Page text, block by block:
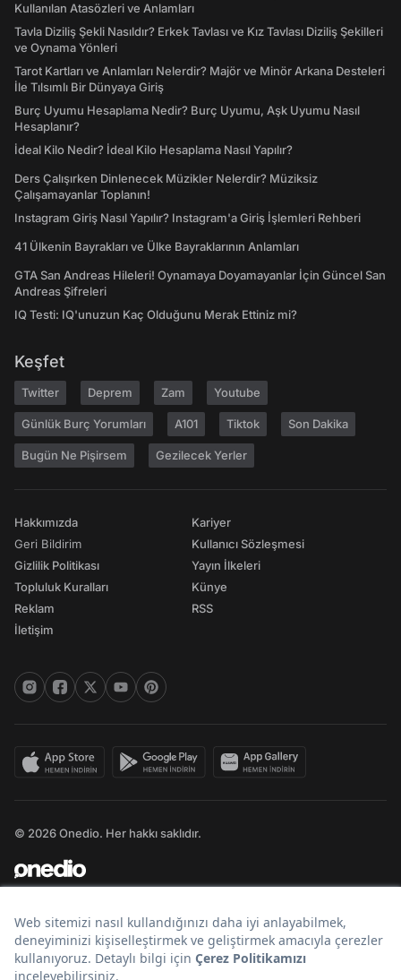
Kullanılan Atasözleri ve Anlamları
Tavla Diziliş Şekli Nasıldır? Erkek Tavlası ve Kız Tavlası Diziliş Şekilleri
ve Oynama Yönleri
Tarot Kartları ve Anlamları Nelerdir? Majör ve Minör Arkana Desteleri
İle Tılsımlı Bir Dünyaya Giriş
Burç Uyumu Hesaplama Nedir? Burç Uyumu, Aşk Uyumu Nasıl
Hesaplanır?
İdeal Kilo Nedir? İdeal Kilo Hesaplama Nasıl Yapılır?
Ders Çalışırken Dinlenecek Müzikler Nelerdir? Müziksiz
Çalışamayanlar Toplanın!
Instagram Giriş Nasıl Yapılır? Instagram'a Giriş İşlemleri Rehberi
41 Ülkenin Bayrakları ve Ülke Bayraklarının Anlamları
GTA San Andreas Hileleri! Oynamaya Doyamayanlar İçin Güncel San
Andreas Şifreleri
IQ Testi: IQ'unuzun Kaç Olduğunu Merak Ettiniz mi?
Keşfet
Twitter Deprem Zam Youtube
Günlük Burç Yorumları A101 Tiktok Son Dakika
Bugün Ne Pişirsem Gezilecek Yerler
Hakkımızda
Geri Bildirim
Gizlilik Politikası
Topluluk Kuralları
Reklam
İletişim
Kariyer
Kullanıcı Sözleşmesi
Yayın İlkeleri
Künye
RSS
© 2026 Onedio. Her hakkı saklıdır.
Bir markasıdır.